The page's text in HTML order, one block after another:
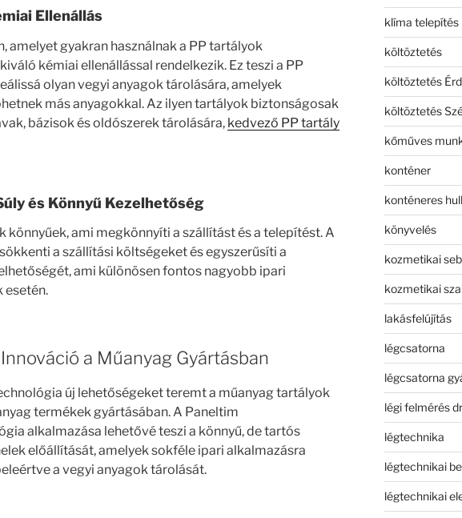
Ellenállás
amelyet gyakran használnak a PP tartályok
kémiai ellenállással rendelkezik. Ez teszi a PP
olyan vegyi anyagok tárolására, amelyek
más anyagokkal. Az ilyen tartályok biztonságosak
bázisok és oldószerek tárolására, kedvező PP tartály
és Könnyű Kezelhetőség
könnyűek, ami megkönnyíti a szállítást és a telepítést. A
a szállítási költségeket és egyszerűsíti a
ami különösen fontos nagyobb ipari
esetén.
a Műanyag Gyártásban
új lehetőségeket teremt a műanyag tartályok
termékek gyártásában. A Paneltim
alkalmazása lehetővé teszi a könnyű, de tartós
előállítását, amelyek sokféle ipari alkalmazásra
a vegyi anyagok tárolását.
klíma telepítés
költöztetés
költöztetés Érd
költöztetés
kőműves
konténer
konténeres
könyvelés
kozmetikai
kozmetikai
lakásfelújítás
légcsatorna
légcsatorna
légi felmérés
légtechnika
légtechnikai
légtechnikai